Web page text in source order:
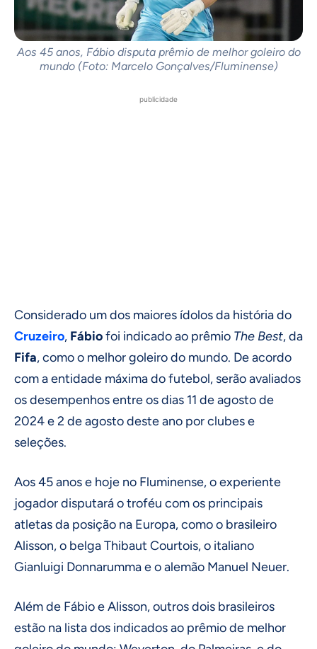
Aos 45 anos, Fábio disputa prêmio de melhor goleiro do
mundo (Foto: Marcelo Gonçalves/Fluminense)
publicidade
Considerado um dos maiores ídolos da história do
Cruzeiro, Fábiofoi indicado ao prêmio The Best, da
Fifa, como o melhor goleiro do mundo. De acordo
com a entidade máxima do futebol, serão avaliados
os desempenhos entre os dias 11 de agosto de
2024 e 2 de agosto deste ano por clubes e
seleções.
Aos 45 anos e hoje no Fluminense, o experiente
jogador disputará o troféu com os principais
atletas da posição na Europa, como o brasileiro
Alisson, o belga Thibaut Courtois, o italiano
Gianluigi Donnarumma e o alemão Manuel Neuer.
Além de Fábio e Alisson, outros dois brasileiros
estão na lista dos indicados ao prêmio de melhor